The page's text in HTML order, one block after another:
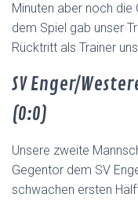
Minuten aber noch
dem Spiel gab unser
Rücktritt als Trainer
SV Enger/
(0:0)
Unsere zweite
Gegentor dem SV
schwachen ersten